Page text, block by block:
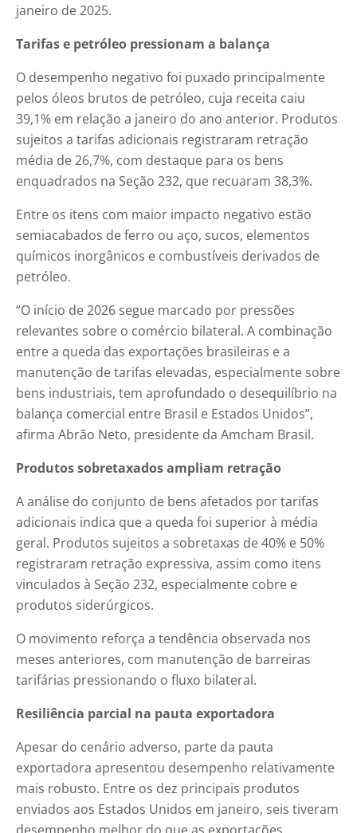
janeiro de 2025.
Tarifas e petróleo pressionam a balança
O desempenho negativo foi puxado principalmente
pelos óleos brutos de petróleo, cuja receita caiu
39,1% em relação a janeiro do ano anterior. Produtos
sujeitos a tarifas adicionais registraram retração
média de 26,7%, com destaque para os bens
enquadrados na Seção 232, que recuaram 38,3%.
Entre os itens com maior impacto negativo estão
semiacabados de ferro ou aço, sucos, elementos
químicos inorgânicos e combustíveis derivados de
petróleo.
“O início de 2026 segue marcado por pressões
relevantes sobre o comércio bilateral. A combinação
entre a queda das exportações brasileiras e a
manutenção de tarifas elevadas, especialmente sobre
bens industriais, tem aprofundado o desequilíbrio na
balança comercial entre Brasil e Estados Unidos”,
afirma Abrão Neto, presidente da Amcham Brasil.
Produtos sobretaxados ampliam retração
A análise do conjunto de bens afetados por tarifas
adicionais indica que a queda foi superior à média
geral. Produtos sujeitos a sobretaxas de 40% e 50%
registraram retração expressiva, assim como itens
vinculados à Seção 232, especialmente cobre e
produtos siderúrgicos.
O movimento reforça a tendência observada nos
meses anteriores, com manutenção de barreiras
tarifárias pressionando o fluxo bilateral.
Resiliência parcial na pauta exportadora
Apesar do cenário adverso, parte da pauta
exportadora apresentou desempenho relativamente
mais robusto. Entre os dez principais produtos
enviados aos Estados Unidos em janeiro, seis tiveram